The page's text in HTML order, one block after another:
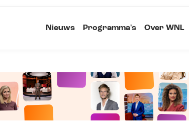
Nieuws Programma's Over WNL